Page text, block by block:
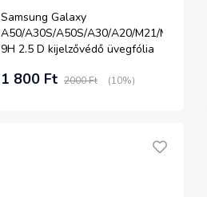
Samsung Galaxy
A50/A30S/A50S/A30/A20/M21/M31S/M31
9H 2.5 D kijelzővédő üvegfólia
1 800 Ft 2000 Ft (10%)